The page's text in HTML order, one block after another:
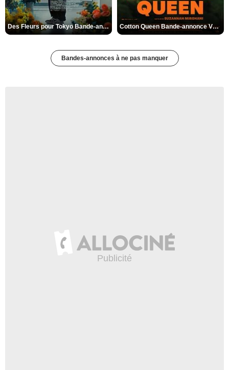
Des Fleurs pour Tokyo Bande-annonce VO STFR Cotton Queen Bande-annonce VO STFR
Bandes-annonces à ne pas manquer